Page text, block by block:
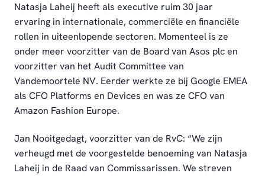
Natasja Laheij heeft als executive ruim 30 jaar
ervaring in internationale, commerciële en financiële
rollen in uiteenlopende sectoren. Momenteel is ze
onder meer voorzitter van de Board van Asos plc en
voorzitter van het Audit Committee van
Vandemoortele NV. Eerder werkte ze bij Google EMEA
als CFO Platforms en Devices en was ze CFO van
Amazon Fashion Europe.
Jan Nooitgedagt, voorzitter van de RvC: “We zijn
verheugd met de voorgestelde benoeming van Natasja
Laheij in de Raad van Commissarissen. We streven